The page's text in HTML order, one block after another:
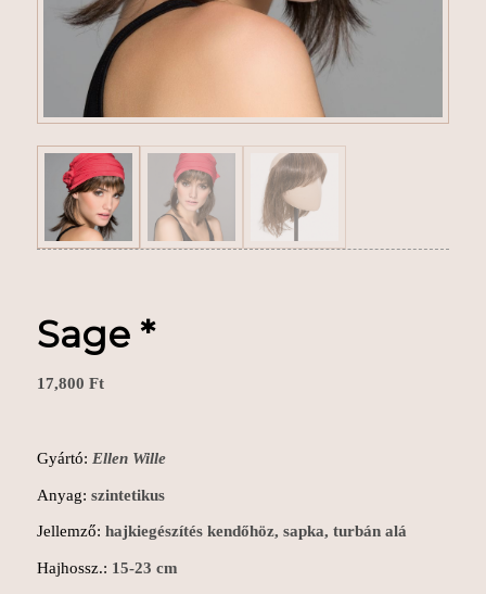
Sage *
17,800 Ft
Gyártó: Ellen Wille
Anyag: szintetikus
Jellemző: hajkiegészítés kendőhöz, sapka, turbán alá
Hajhossz.: 15-23 cm